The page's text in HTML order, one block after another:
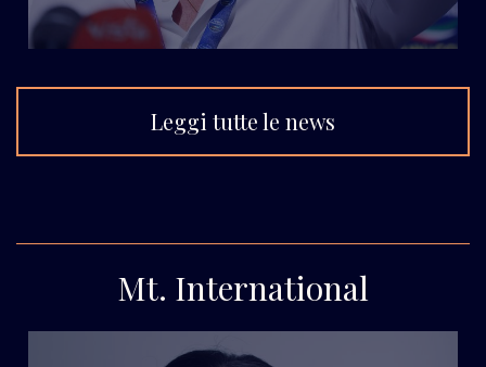
Leggi tutte le news
Mt. International